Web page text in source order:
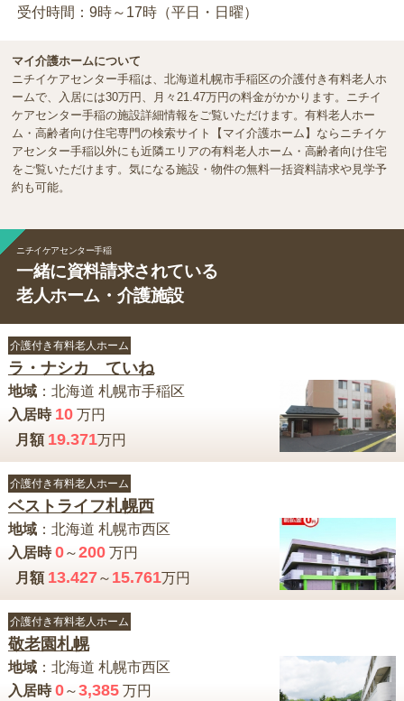
受付時間：9時～17時（平日・日曜）
マイ介護ホームについて
ニチイケアセンター手稲は、北海道札幌市手稲区の介護付き有料老人ホ
ームで、入居には30万円、月々21.47万円の料金がかかります。ニチイ
ケアセンター手稲の施設詳細情報をご覧いただけます。有料老人ホー
ム・高齢者向け住宅専門の検索サイト【マイ介護ホーム】ならニチイケ
アセンター手稲以外にも近隣エリアの有料老人ホーム・高齢者向け住宅
をご覧いただけます。気になる施設・物件の無料一括資料請求や見学予
約も可能。
ニチイケアセンター手稲
一緒に資料請求されている
老人ホーム・介護施設
介護付き有料老人ホーム
ラ・ナシカ ていね
地域： 北海道 札幌市手稲区
入居時 10万円
月額 19.371万円
介護付き有料老人ホーム
ベストライフ札幌西
地域： 北海道 札幌市西区
入居時 0～200万円
月額 13.427～ 15.761万円
介護付き有料老人ホーム
敬老園札幌
地域： 北海道 札幌市西区
入居時 0～3,385万円